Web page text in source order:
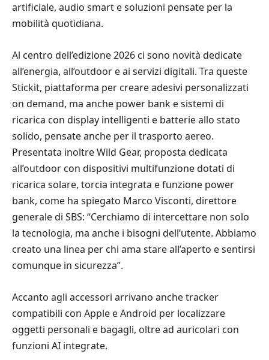
artificiale, audio smart e soluzioni pensate per la
mobilità quotidiana.
Al centro dell’edizione 2026 ci sono novità dedicate
all’energia, all’outdoor e ai servizi digitali. Tra queste
Stickit, piattaforma per creare adesivi personalizzati
on demand, ma anche power bank e sistemi di
ricarica con display intelligenti e batterie allo stato
solido, pensate anche per il trasporto aereo.
Presentata inoltre Wild Gear, proposta dedicata
all’outdoor con dispositivi multifunzione dotati di
ricarica solare, torcia integrata e funzione power
bank, come ha spiegato Marco Visconti, direttore
generale di SBS: “Cerchiamo di intercettare non solo
la tecnologia, ma anche i bisogni dell’utente. Abbiamo
creato una linea per chi ama stare all’aperto e sentirsi
comunque in sicurezza”.
Accanto agli accessori arrivano anche tracker
compatibili con Apple e Android per localizzare
oggetti personali e bagagli, oltre ad auricolari con
funzioni AI integrate.